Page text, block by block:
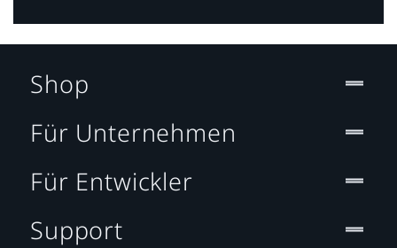
Shop
Für Unternehmen
Für Entwickler
Support